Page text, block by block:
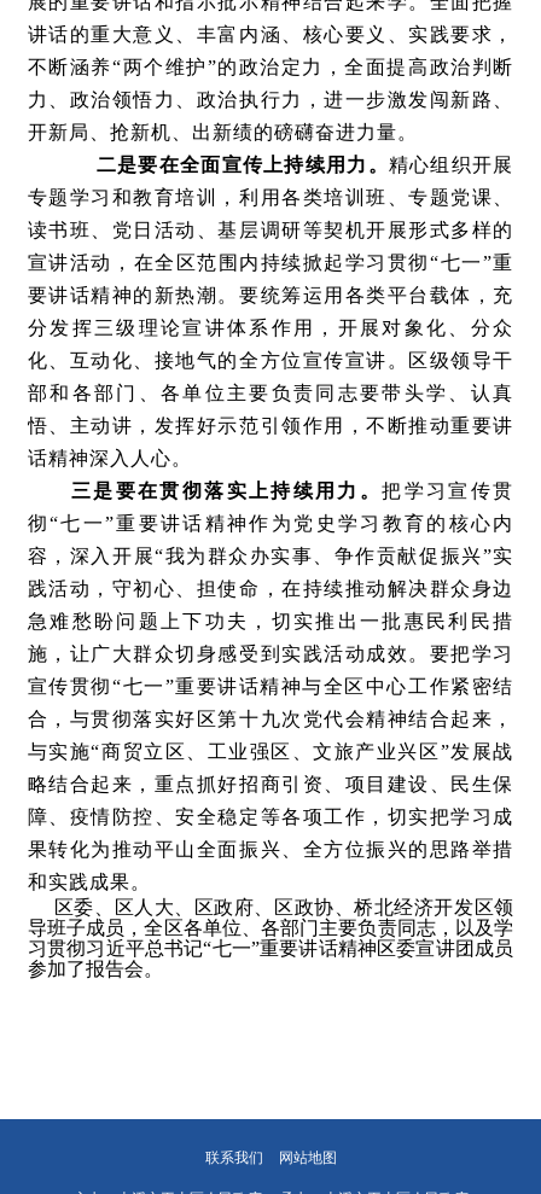
讲话的重大意义、丰富内涵、核心要义、实践要求，
不断涵养“两个维护”的政治定力，全面提高政治判断
力、政治领悟力、政治执行力，进一步激发闯新路、
开新局、抢新机、出新绩的磅礴奋进力量。
二是要在全面宣传上持续用力。 精心组织开展
专题学习和教育培训，利用各类培训班、专题党课、
读书班、党日活动、基层调研等契机开展形式多样的
宣讲活动，在全区范围内持续掀起学习贯彻“七一”重
要讲话精神的新热潮。要统筹运用各类平台载体，充
分发挥三级理论宣讲体系作用，开展对象化、分众
化、互动化、接地气的全方位宣传宣讲。区级领导干
部和各部门、各单位主要负责同志要带头学、认真
悟、主动讲，发挥好示范引领作用，不断推动重要讲
话精神深入人心。
三是要在贯彻落实上持续用力。把学习宣传贯
彻“七一”重要讲话精神作为党史学习教育的核心内
容，深入开展“我为群众办实事、争作贡献促振兴”实
践活动，守初心、担使命，在持续推动解决群众身边
急难愁盼问题上下功夫，切实推出一批惠民利民措
施，让广大群众切身感受到实践活动成效。要把学习
宣传贯彻“七一”重要讲话精神与全区中心工作紧密结
合，与贯彻落实好区第十九次党代会精神结合起来，
与实施“商贸立区、工业强区、文旅产业兴区”发展战
略结合起来，重点抓好招商引资、项目建设、民生保
障、疫情防控、安全稳定等各项工作，切实把学习成
果转化为推动平山全面振兴、全方位振兴的思路举措
和实践成果。
区委、区人大、区政府、区政协、桥北经济开发区领
导班子成员，全区各单位、各部门主要负责同志，以及学
习贯彻习近平总书记“七一”重要讲话精神区委宣讲团成员
参加了报告会。
联系我们 网站地图